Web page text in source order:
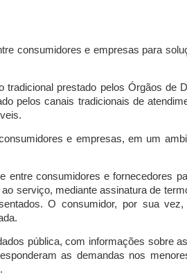
consumidores e empresas para
prestado pelos Órgãos de
pelos canais tradicionais de
e empresas, em um
consumidores e fornecedores
serviço, mediante assinatura de
O consumidor, por sua
pública, com informações sobre
as demandas nos
.